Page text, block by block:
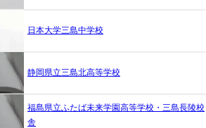
日本大学三島中学校
静岡県立三島北高等学校
福島県立ふたば未来学園高等学校・三島長陵校
舎